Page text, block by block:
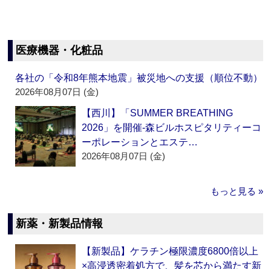
医療機器・化粧品
各社の「令和8年熊本地震」被災地への支援（順位不動）
2026年08月07日 (金)
【西川】「SUMMER BREATHING
2026」を開催‐森ビルホスピタリティーコ
ーポレーションとエステ…
2026年08月07日 (金)
もっと見る »
新薬・新製品情報
【新製品】ケラチン極限濃度6800倍以上
×高浸透密着処方で、髪を芯から満たす新